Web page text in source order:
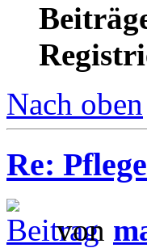
Nach oben
Re:
von